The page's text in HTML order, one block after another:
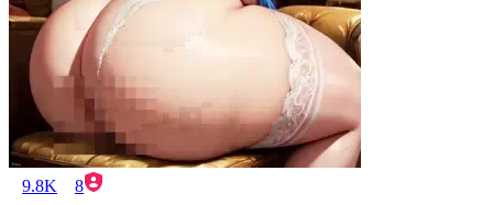
9.8K 8